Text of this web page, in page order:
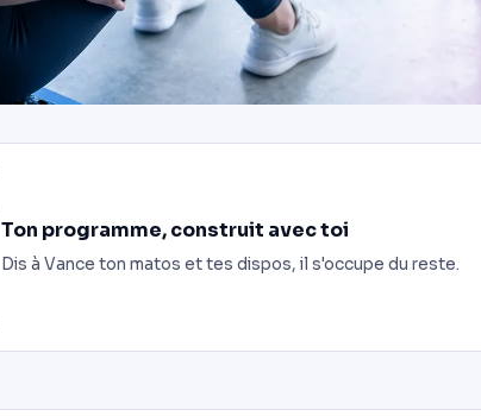
Ton programme, construit avec toi
Dis à Vance ton matos et tes dispos, il s'occupe du reste.